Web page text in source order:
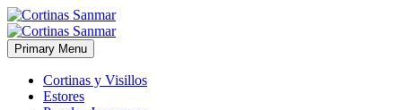
Primary Menu
Cortinas y Visillos
Estores